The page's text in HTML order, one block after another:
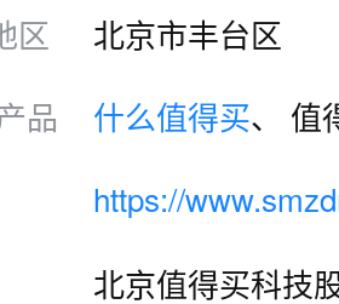
区
北京市丰台区
品
什么值得买、 值
https://
北京值得买科技